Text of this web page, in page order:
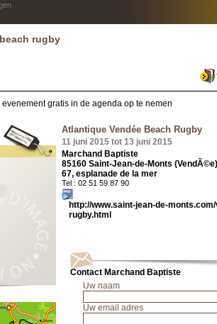
rugby
evenement gratis in de agenda op te nemen
Atlantique Vendée Beach Rugby
11 juni 2015 tot 13 juni 2015
Marchand Baptiste
85160 Saint-Jean-de-Monts (VendÃ©e)
67, esplanade de la mer
Tel : 02 51 59 87 90
http://www.saint-jean-de-
rugby.html
Contact Marchand Baptiste
Uw naam
Uw email adres